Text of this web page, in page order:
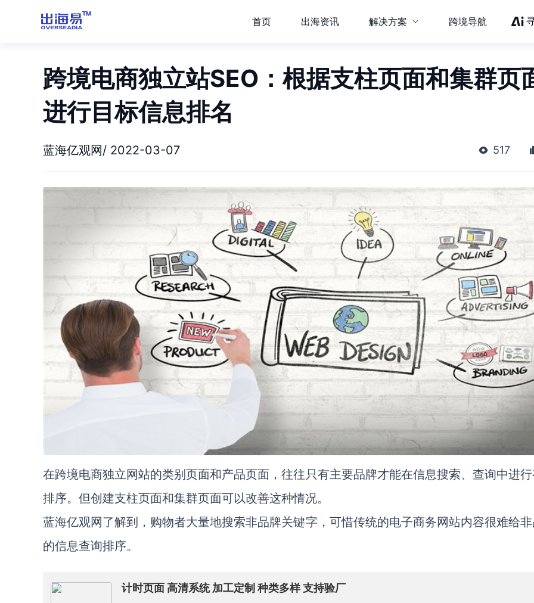
首页 出海资讯 解决方案 跨境导航
跨境电商独立站SEO：根据支柱页面和集群页
进行目标信息排名
蓝海亿观网/ 2022-03-07 517
在跨境电商独立网站的类别页面和产品页面，往往只有主要品牌才能在信息搜索、查询中进
排序。但创建支柱页面和集群页面可以改善这种情况。
蓝海亿观网了解到，购物者大量地搜索非品牌关键字，可惜传统的电子商务网站内容很难给
的信息查询排序。
计时页面 高清系统 加工定制 种类多样 支持验厂